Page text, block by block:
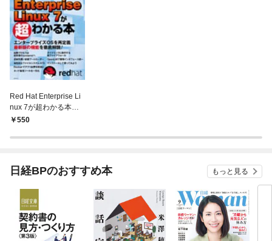
Red Hat Enterprise Li
nux 7が超わかる本
（日経BP Next ICT選
550
日経BPのおすすめ本 もっと見る